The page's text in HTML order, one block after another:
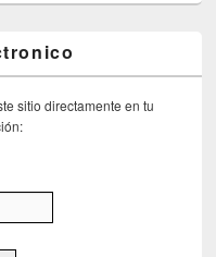
sitio directamente en tu